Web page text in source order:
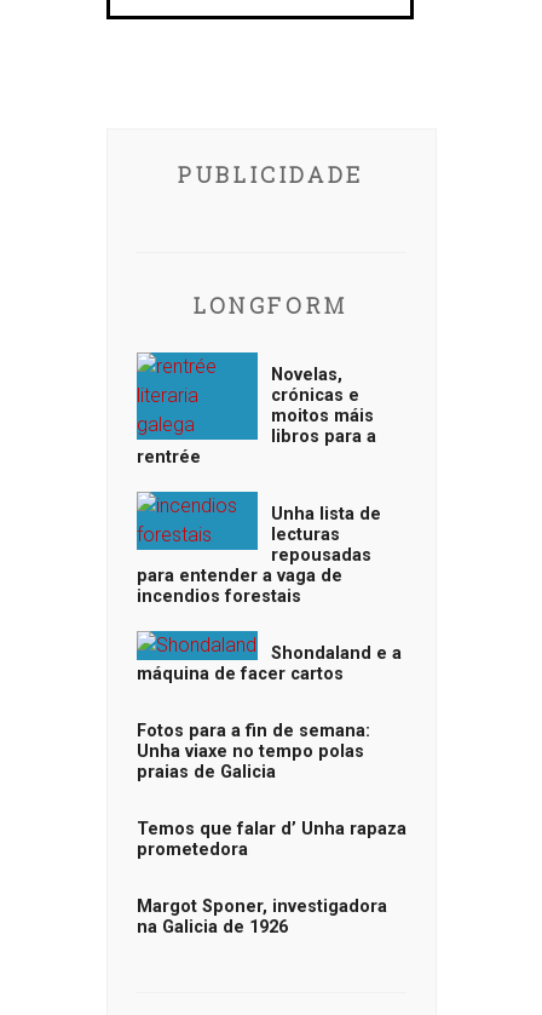
PUBLICIDADE
LONGFORM
Novelas,
crónicas e
moitos máis
libros para a
rentrée
Unha lista de
lecturas
repousadas
para entender a vaga de
incendios forestais
Shondaland e a
máquina de facer cartos
Fotos para a fin de semana:
Unha viaxe no tempo polas
praias de Galicia
Temos que falar d’ Unha rapaza
prometedora
Margot Sponer, investigadora
na Galicia de 1926